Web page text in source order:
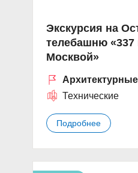
Экскурсия на
телебашню «337
Москвой»
Архитектурные
Технические
Подробнее